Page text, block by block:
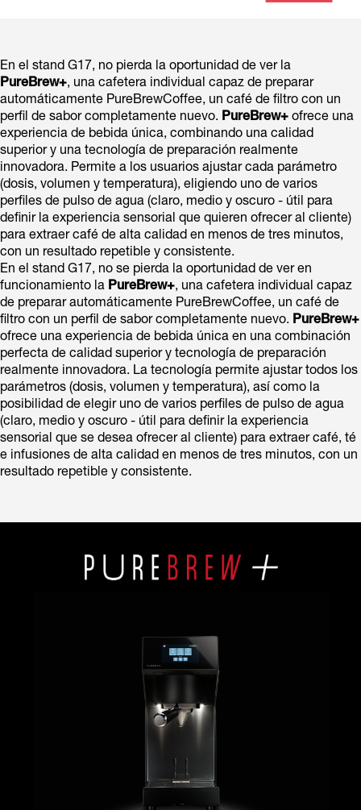
En el stand G17, no pierda la oportunidad de ver la
PureBrew+, una cafetera individual capaz de preparar
automáticamente PureBrewCoffee, un café de filtro con un
perfil de sabor completamente nuevo. PureBrew+ ofrece una
experiencia de bebida única, combinando una calidad
superior y una tecnología de preparación realmente
innovadora. Permite a los usuarios ajustar cada parámetro
(dosis, volumen y temperatura), eligiendo uno de varios
perfiles de pulso de agua (claro, medio y oscuro - útil para
definir la experiencia sensorial que quieren ofrecer al cliente)
para extraer café de alta calidad en menos de tres minutos,
con un resultado repetible y consistente.
En el stand G17, no se pierda la oportunidad de ver en
funcionamiento la PureBrew+, una cafetera individual capaz
de preparar automáticamente PureBrewCoffee, un café de
filtro con un perfil de sabor completamente nuevo. PureBrew+
ofrece una experiencia de bebida única en una combinación
perfecta de calidad superior y tecnología de preparación
realmente innovadora. La tecnología permite ajustar todos los
parámetros (dosis, volumen y temperatura), así como la
posibilidad de elegir uno de varios perfiles de pulso de agua
(claro, medio y oscuro - útil para definir la experiencia
sensorial que se desea ofrecer al cliente) para extraer café, té
e infusiones de alta calidad en menos de tres minutos, con un
resultado repetible y consistente.